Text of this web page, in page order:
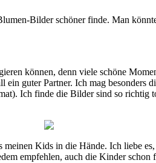
Bilder schöner finde. Man
können, denn viele schöne
guter Partner. Ich mag besonders
Ich finde die Bilder sind so
Kids in die Hände. Ich liebe
empfehlen, auch die Kinder schon